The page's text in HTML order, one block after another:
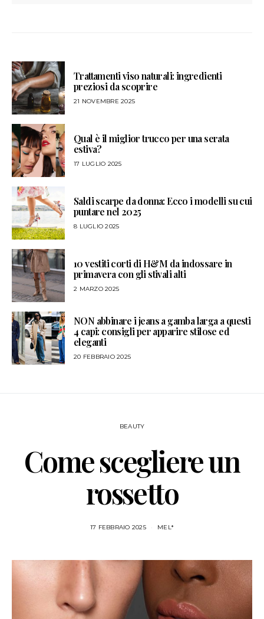
Trattamenti viso naturali: ingredienti
preziosi da scoprire
21 NOVEMBRE 2025
Qual è il miglior trucco per una serata
estiva?
17 LUGLIO 2025
Saldi scarpe da donna: Ecco i modelli su cui
puntare nel 2025
8 LUGLIO 2025
10 vestiti corti di H&M da indossare in
primavera con gli stivali alti
2 MARZO 2025
NON abbinare i jeans a gamba larga a questi
4 capi: consigli per apparire stilose ed
eleganti
20 FEBBRAIO 2025
BEAUTY
Come scegliere un
rossetto
17 FEBBRAIO 2025 MEL*